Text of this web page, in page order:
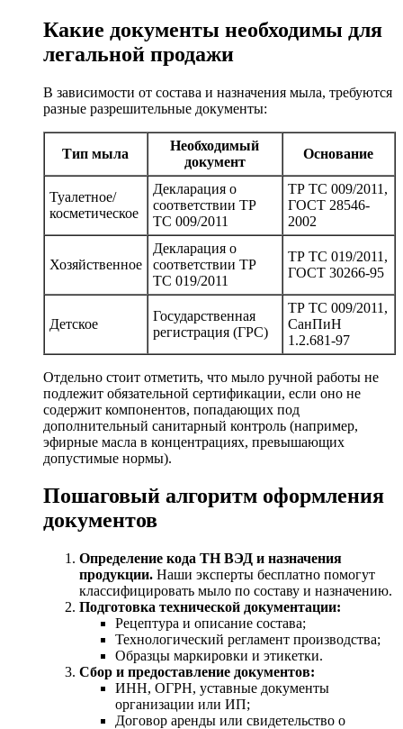
Какие документы необходимы для
легальной продажи
В зависимости от состава и назначения мыла, требуются
разные разрешительные документы:
Тип мыла
Необходимый
документ
Основание
Туалетное/
косметическое
Декларация о
соответствии ТР
ТС 009/2011
ТР ТС 009/2011,
ГОСТ 28546-
2002
Хозяйственное
Декларация о
соответствии ТР
ТС 019/2011
ТР ТС 019/2011,
ГОСТ 30266-95
Детское
Государственная
регистрация (ГРС)
ТР ТС 009/2011,
СанПиН
1.2.681-97
Отдельно стоит отметить, что мыло ручной работы не
подлежит обязательной сертификации, если оно не
содержит компонентов, попадающих под
дополнительный санитарный контроль (например,
эфирные масла в концентрациях, превышающих
допустимые нормы).
Пошаговый алгоритм оформления
документов
Определение кода ТН ВЭД и назначения
продукции. Наши эксперты бесплатно помогут
классифицировать мыло по составу и назначению.
Подготовка технической документации:
Рецептура и описание состава;
Технологический регламент производства;
Образцы маркировки и этикетки.
Сбор и предоставление документов:
ИНН, ОГРН, уставные документы
организации или ИП;
Договор аренды или свидетельство о